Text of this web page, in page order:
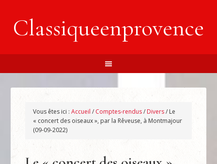
Classiqueenprovence
Vous êtes ici :Accueil / Comptes-rendus/ Divers/ Le
« concert des oiseaux », par la Rêveuse, à Montmajour
(09-09-2022)